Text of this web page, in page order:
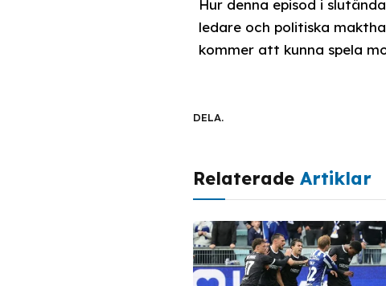
Hur denna episod i
ledare och politiska
kommer att kunna spela
DELA.
Relaterade Artiklar